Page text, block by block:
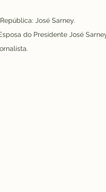
Presidente da República: José Sarney.
Sra. Marly Sarney: Esposa do Presidente José
Girão: Jornalista.